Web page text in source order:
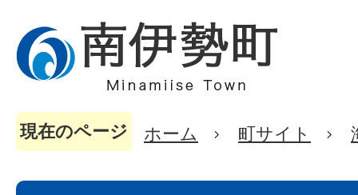
現在のページ ホーム 町サイト